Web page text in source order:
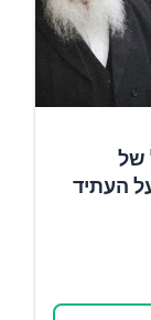
של
העתיד